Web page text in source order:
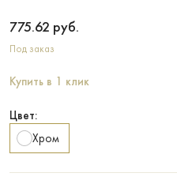
775.62 руб.
Под заказ
Купить в 1 клик
Цвет:
Хром